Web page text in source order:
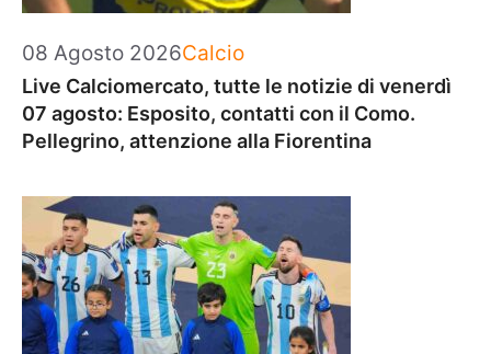
08 Agosto 2026Categorie
Calcio
Live Calciomercato, tutte le notizie di venerdì
07 agosto: Esposito, contatti con il Como.
Pellegrino, attenzione alla Fiorentina